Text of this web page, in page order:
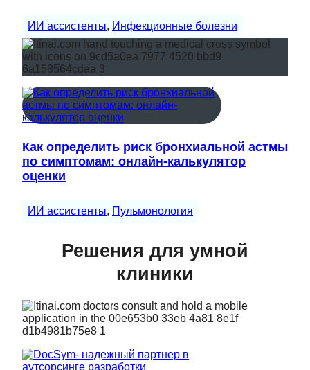
ИИ ассистенты, Инфекционные болезни
Как определить риск бронхиальной астмы
по симптомам: онлайн-калькулятор
оценки
ИИ ассистенты, Пульмонология
Решения для умной
клиники